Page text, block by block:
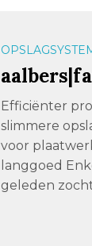
als
actief als
bedrijven en